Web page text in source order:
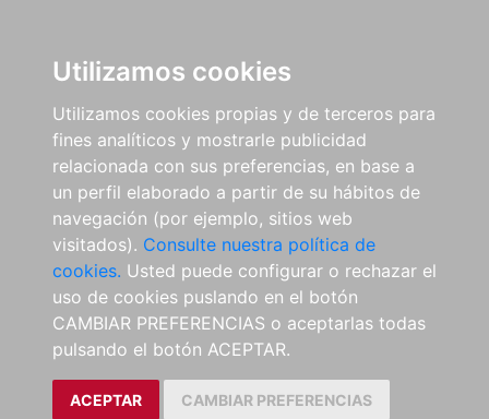
Utilizamos cookies
Utilizamos cookies propias y de terceros para
fines analíticos y mostrarle publicidad
relacionada con sus preferencias, en base a
un perfil elaborado a partir de su hábitos de
navegación (por ejemplo, sitios web
visitados). Consulte nuestra política de
cookies. Usted puede configurar o rechazar el
uso de cookies puslando en el botón
CAMBIAR PREFERENCIAS o aceptarlas todas
pulsando el botón ACEPTAR.
ACEPTAR CAMBIAR PREFERENCIAS